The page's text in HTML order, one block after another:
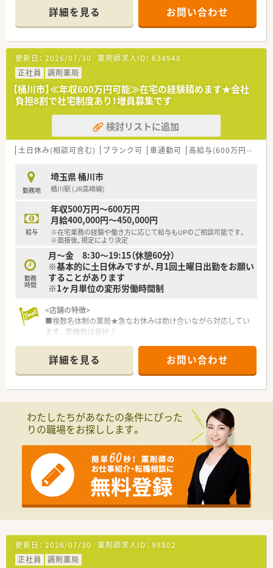
しています。
■薬局現場の課題を解決し、様々な支援を行い調剤薬局を発展さ
せています。
■立ち上げまだ数年ですが、店舗数は既に150店舗になり今後も
事業を拡大していきます。
■グループ全体では病院も運営し、既に629床の病床数を保有し
ています。
■薬局事業のほか、バリューアップ事業も行っており病院と薬局
の連携基盤を創っています。
■医療従事者とのコミュニケーションを大切にし、患者ファース
トで働ける環境を構築しています。
■若手でもグループ社長に抜擢されるなど実績によりキャリア
ポストがたくさんあります。
●管理薬剤師の募集になります。
●門前薬局は内科・施設在宅を応需しています。
●薬剤師さんは常時3名体制になります。
＜こんな人におススメ＞
■管理薬剤師求人をお探しの方！
■固定休みをご希望の方！
詳細を見る お問い合わせ
更新日： 2026/07/30 薬剤師求人ID： 634948
正社員
調剤薬局
【桶川市】≪年収600万円可能≫在宅の経験積めます★会社
負担8割で社宅制度あり！増員募集です
検討リストに追加
土日休み(相談可含む) ブランク可 車通勤可 高給与(600万円以上)
勤務地
埼玉県 桶川市
桶川駅 (JR高崎線)
給与
年収500万円～600万円
月給400,000円～450,000円
※在宅業務の経験や働き方に応じて給与もUPのご相談可能です。
※面接後、規定により決定
勤務
時間
月～金 8:30～19:15（休憩60分）
※基本的に土日休みですが、月1回土曜日出勤をお願い
することがあります
※1ヶ月単位の変形労働時間制
<店舗の特徴>
■複数名体制の薬局★急なお休みは助け合いながら対応してい
ます。雰囲気は良好♪
■外来枚数も在宅の件数も多い大型店舗。
透析も対応しており、こちらの薬局で1人前になればどこ行って
も通用する薬剤師になれる！
■駅徒歩3分のため通勤が便利。
<法人の特徴>
■全国に90店舗展開しているグループ企業です。
■従業員それぞれの「想い」を具体化出来るように、サポートを
行っています。
■門前の医療機関の処方箋だけでなく、施設在宅を多く受託して
おります。
■医院・薬局の開業支援、また薬剤師の人材育成に力を入れて取
り組んでいます。
■沖縄やハワイの保養所が使用できますのでプライベートも充
実。
<こんな方におススメ>
★在宅経験をしっかり積みたい！
★残業は多くても良いので年収をしっかり稼ぎたい！
詳細を見る お問い合わせ
わたしたちがあなたの条件にぴった
りの職場をお探しします。
更新日： 2026/07/30 薬剤師求人ID： 98802
正社員
調剤薬局